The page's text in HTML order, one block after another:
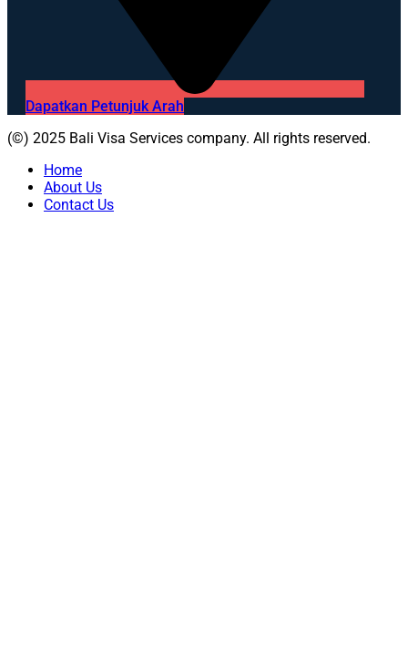
Dapatkan Petunjuk Arah
(©) 2025 Bali Visa Services company. All rights reserved.
Home
About Us
Contact Us